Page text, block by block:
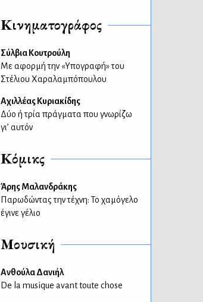
Κινηματογράφος
Σύλβια Κουτρούλη
Με αφορμή την «Υπογραφή» του
Στέλιου Χαραλαμπόπουλου
Αχιλλέας Κυριακίδης
Δύο ή τρία πράγματα που γνωρίζω
γι’ αυτόν
Κόμικς
Άρης Μαλανδράκης
Παρωδώντας την τέχνη: Το χαμόγελο
έγινε γέλιο
Μουσική
Ανθούλα Δανιήλ
De la musique avant toute chose